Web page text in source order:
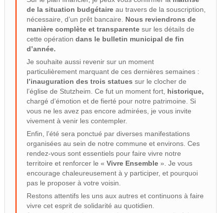
de la situation budgétaireau travers de la souscription,
nécessaire, d’un prêt bancaire. Nous reviendrons de
manière complète et transparentesur les détails de
cette opération dans le bulletin municipal de fin
d’année.
Je souhaite aussi revenir sur un moment
particulièrement marquant de ces dernières semaines :
l’inauguration des trois statues sur le clocher de
l’église de Stutzheim. Ce fut un moment fort, historique,
chargé d’émotion et de fierté pour notre patrimoine. Si
vous ne les avez pas encore admirées, je vous invite
vivement à venir les contempler.
Enfin, l’été sera ponctué par diverses manifestations
organisées au sein de notre commune et environs. Ces
rendez-vous sont essentiels pour faire vivre notre
territoire et renforcer le « Vivre Ensemble». Je vous
encourage chaleureusement à y participer, et pourquoi
pas le proposer à votre voisin.
Restons attentifs les uns aux autres et continuons à faire
vivre cet esprit de solidarité au quotidien.